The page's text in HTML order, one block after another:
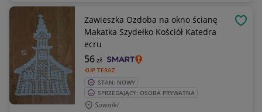
Zawieszka Ozdoba na okno ścianę
Makatka Szydełko Kościół Katedra
ecru
KUP TERAZ
56zł
STAN: NOWY
SPRZEDAJĄCY: OSOBA PRYWATNA
Suwałki